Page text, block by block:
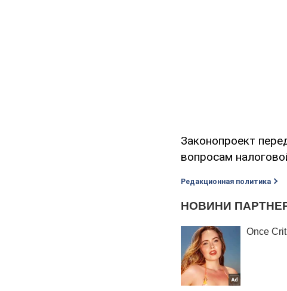
Законопроект
вопросам
Редакционная политика